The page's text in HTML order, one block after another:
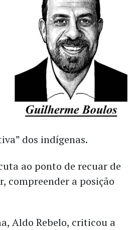
dos indígenas.
ao ponto de recuar de
compreender a posição
Aldo Rebelo, criticou a